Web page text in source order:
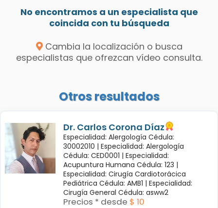
No encontramos a un especialista que
coincida con tu búsqueda
Cambia la localización o busca
especialistas que ofrezcan vídeo consulta.
Otros resultados
Dr. Carlos Corona Díaz
Especialidad: Alergología Cédula:
30002010 | Especialidad: Alergología
Cédula: CED0001 | Especialidad:
Acupuntura Humana Cédula: 123 |
Especialidad: Cirugía Cardiotorácica
Pediátrica Cédula: AMB1 | Especialidad:
Cirugía General Cédula: asww2
Precios * desde $ 10